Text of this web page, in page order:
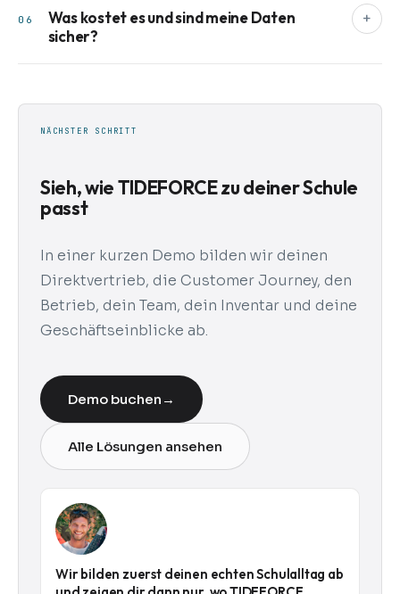
06
Was kostet es und sind meine Daten
sicher?
+
NÄCHSTER SCHRITT
Sieh, wie TIDEFORCE zu deiner Schule
passt
In einer kurzen Demo bilden wir deinen
Direktvertrieb, die Customer Journey, den
Betrieb, dein Team, dein Inventar und deine
Geschäftseinblicke ab.
Demo buchen →
Alle Lösungen ansehen
Wir bilden zuerst deinen echten Schulalltag ab